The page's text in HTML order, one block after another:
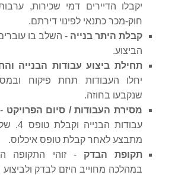
יקבלו הדיירים דמי שכירות,
חוק-מכר כתנאי לפינוי דירתם.
קבלת היתר בנייה - השלב בו
הביצוע.
תחילת ביצוע עבודות הבנייה
יחלו העבודות תחת פיקוח
שנקבעו בחוזה.
מסירת העבודות / סיום הפרויקט
עבודות
מתבצע לאחר קבלת טופס איכלוס.
תקופת הבדק- זוהי התקופה
במהלכה מחוייב היזם לבדק ולביצוע